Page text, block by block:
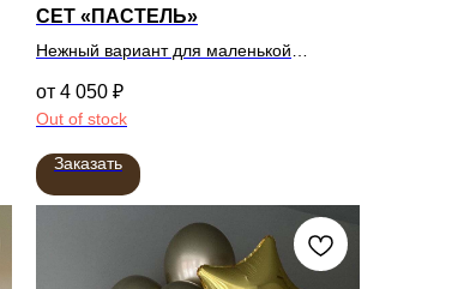
СЕТ «ПАСТЕЛЬ»
Нежный вариант для маленькой
4 050 ₽
Out of stock
Заказать